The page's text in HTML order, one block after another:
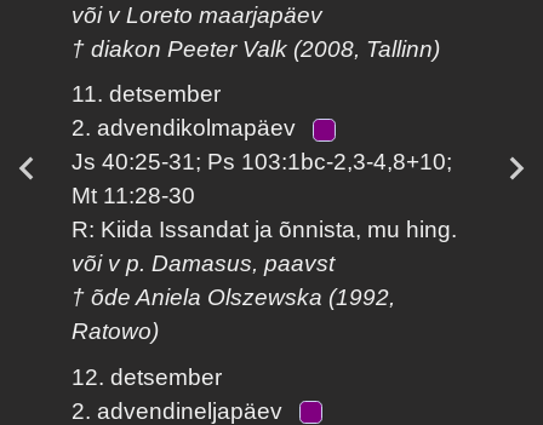
või v Loreto maarjapäev
† diakon Peeter Valk (2008, Tallinn)
11. detsember
2. advendikolmapäev
Js 40:25-31; Ps 103:1bc-2,3-4,8+10;
Mt 11:28-30
R: Kiida Issandat ja õnnista, mu hing.
või v p. Damasus, paavst
† õde Aniela Olszewska (1992,
Ratowo)
12. detsember
2. advendineljapäev